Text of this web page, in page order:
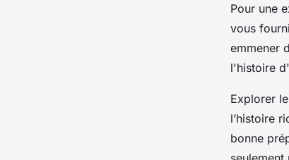
Pour une
vous
emmener
l'histoire
Explorer
l’histoire
bonne